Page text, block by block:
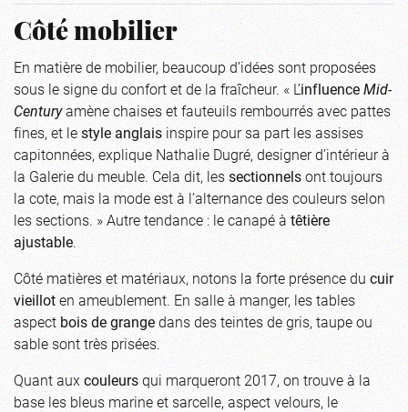
Côté mobilier
En matière de mobilier, beaucoup d’idées sont proposées
sous le signe du confort et de la fraîcheur. « L’influenceMid-
Centuryamène chaises et fauteuils rembourrés avec pattes
fines, et lestyle anglaisinspire pour sa part les assises
capitonnées, explique Nathalie Dugré, designer d’intérieur à
la Galerie du meuble. Cela dit, lessectionnelsont toujours
la cote, mais la mode est à l’alternance des couleurs selon
les sections. » Autre tendance : le canapé àtêtière
ajustable.
Côté matières et matériaux, notons la forte présence ducuir
vieilloten ameublement. En salle à manger, les tables
aspectbois de grangedans des teintes de gris, taupe ou
sable sont très prisées.
Quant aux couleursqui marqueront 2017, on trouve à la
base les bleus marine et sarcelle, aspect velours, le